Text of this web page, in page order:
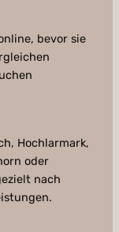
bevor sie
Hochlarmark,
oder
nach